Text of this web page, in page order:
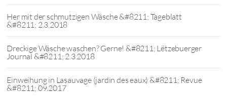
Her mit der schmutzigen Wäsche &#8211; Tageblatt
&#8211; 2.3.2018
Dreckige Wäsche waschen? Gerne! &#8211; Lëtzebuerger
Journal &#8211; 2.3.2018
Einweihung in Lasauvage (jardin des eaux) &#8211; Revue
&#8211; 09.2017